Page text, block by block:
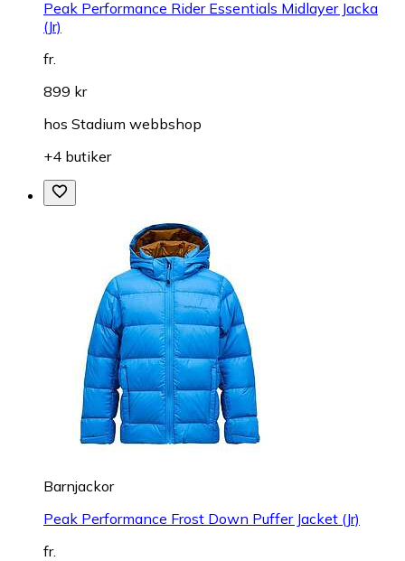
Peak Performance Rider Essentials Midlayer Jacka
(Jr)
fr.
899 kr
hos Stadium webbshop
+4 butiker
Barnjackor
Peak Performance Frost Down Puffer Jacket (Jr)
fr.